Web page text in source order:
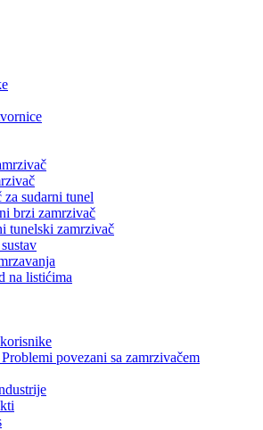
za sudarni tunel
brzi zamrzivač
tunelski zamrzivač
na listićima
povezani sa zamrzivačem